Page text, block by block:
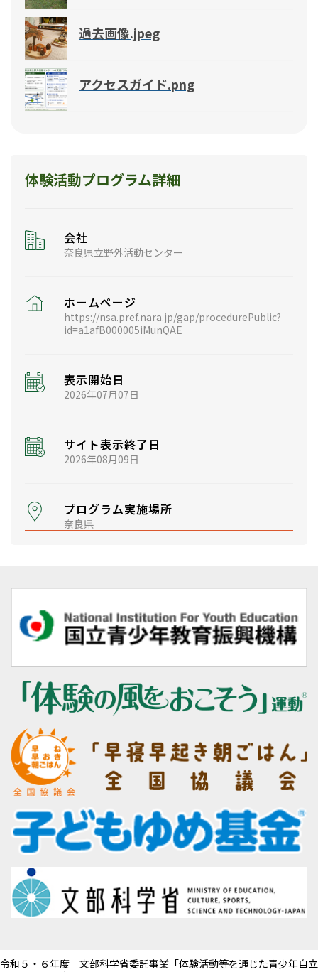
過去画像.jpeg
アクセスガイド.png
体験活動プログラム詳細
会社
奈良県立野外活動センター
ホームページ
https://nsa.pref.nara.jp/gap/procedurePublic?
id=a1afB000005iMunQAE
表示開始日
2026年07月07日
サイト表示終了日
2026年08月09日
プログラム実施場所
奈良県
令和５・６年度 文部科学省委託事業「体験活動等を通じた青少年自立